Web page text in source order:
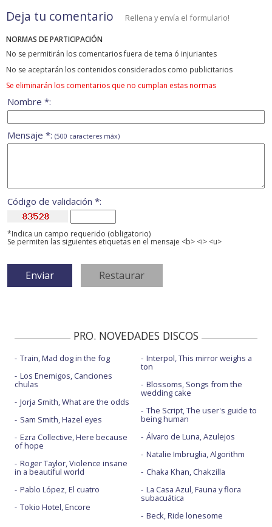
Deja tu comentario Rellena y envía el formulario!
NORMAS DE PARTICIPACIÓN
No se permitirán los comentarios fuera de tema ó injuriantes
No se aceptarán los contenidos considerados como publicitarios
Se eliminarán los comentarios que no cumplan estas normas
Nombre *:
Mensaje *: (500 caracteres máx)
Código de validación *:
*Indica un campo requerido (obligatorio)
Se permiten las siguientes etiquetas en el mensaje <b> <i> <u>
PRO. NOVEDADES DISCOS
Train, Mad dog in the fog
Los Enemigos, Canciones
chulas
Jorja Smith, What are the odds
Sam Smith, Hazel eyes
Ezra Collective, Here because
of hope
Roger Taylor, Violence insane
in a beautiful world
Pablo López, El cuatro
Tokio Hotel, Encore
Interpol, This mirror weighs a
ton
Blossoms, Songs from the
wedding cake
The Script, The user's guide to
being human
Álvaro de Luna, Azulejos
Natalie Imbruglia, Algorithm
Chaka Khan, Chakzilla
La Casa Azul, Fauna y flora
subacuática
Beck, Ride lonesome